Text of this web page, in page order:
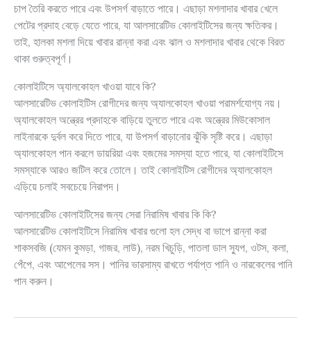
চাপ তৈরি করতে পারে এবং উপসর্গ বাড়াতে পারে। এছাড়া মশলাদার খাবার খেলে
পেটের প্রদাহ বেড়ে যেতে পারে, যা আলসারেটিভ কোলাইটিসের জন্য ক্ষতিকর।
তাই, হালকা মশলা দিয়ে খাবার রান্না করা এবং ঝাল ও মশলাদার খাবার থেকে বিরত
থাকা গুরুত্বপূর্ণ।
কোলাইটিসে অ্যালকোহল খাওয়া যাবে কি?
আলসারেটিভ কোলাইটিস রোগীদের জন্য অ্যালকোহল খাওয়া পরামর্শযোগ্য নয়।
অ্যালকোহল অন্ত্রের প্রদাহকে বাড়িয়ে তুলতে পারে এবং অন্ত্রের মিউকোসাল
লাইনারকে দুর্বল করে দিতে পারে, যা উপসর্গ বাড়ানোর ঝুঁকি সৃষ্টি করে। এছাড়া
অ্যালকোহল পান করলে ডায়রিয়া এবং হজমের সমস্যা হতে পারে, যা কোলাইটিসে
সমস্যাকে আরও জটিল করে তোলে। তাই কোলাইটিস রোগীদের অ্যালকোহল
এড়িয়ে চলাই সবচেয়ে নিরাপদ।
আলসারেটিভ কোলাইটিসের জন্য সেরা নিরামিষ খাবার কি কি?
আলসারেটিভ কোলাইটিসে নিরামিষ খাবার গুলো হল সেদ্ধ বা ভাপে রান্না করা
শাকসবজি (যেমন কুমড়া, গাজর, লাউ), নরম খিচুড়ি, পাতলা ডাল স্যুপ, ওটস, কলা,
পেঁপে, এবং আপেলের সস। পানির ভারসাম্য রাখতে পর্যাপ্ত পানি ও নারকেলের পানি
পান করুন।